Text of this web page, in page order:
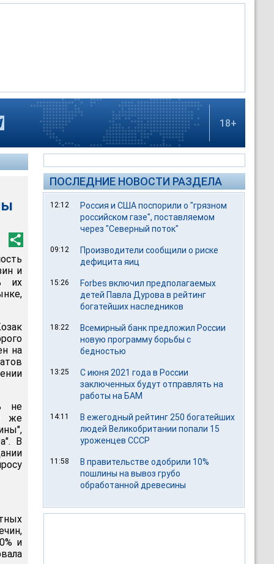
18+
и
их
на
не
же
В
и
ПОСЛЕДНИЕ НОВОСТИ РАЗДЕЛА
12:12
Россия и США поспорили о "грязном
российском газе", поставляемом
через "Северный поток"
09:12
Производители сообщили о риске
дефицита яиц
15:26
Forbes включил предполагаемых
детей Павла Дурова в рейтинг
богатейших наследников
18:22
Всемирный банк предложил России
новую программу борьбы с
бедностью
13:25
С июня 2021 года в России
заключенных будут отправлять на
работы на БАМ
14:11
В ежегодный рейтинг 250 богатейших
людей Великобритании попали 15
уроженцев СССР
11:58
В правительстве одобрили 10%
пошлины на вывоз грубо
обработанной древесины